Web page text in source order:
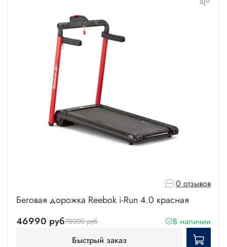
0 отзывов
Беговая дорожка Reebok i-Run 4.0 красная
46990 руб78000 руб
В наличии
Быстрый заказ